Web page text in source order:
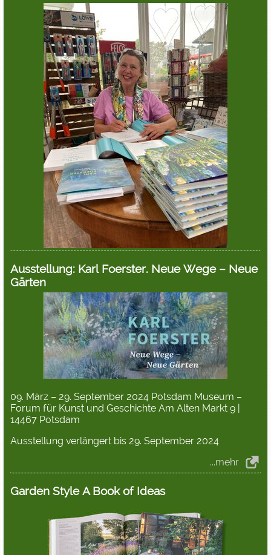
Ausstellung: Karl Foerster. Neue Wege – Neue
Gärten
09. März – 29. September 2024 Potsdam Museum –
Forum für Kunst und Geschichte Am Alten Markt 9 |
14467 Potsdam
Ausstellung verlängert bis 29. September 2024
...mehr
Garden Style A Book of Ideas